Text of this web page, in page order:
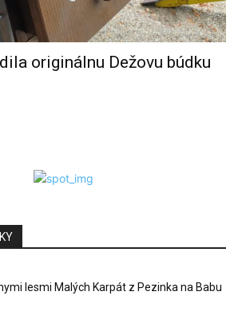
originálnu Dežovu búdku
lesmi Malých Karpát z Pezinka na Babu